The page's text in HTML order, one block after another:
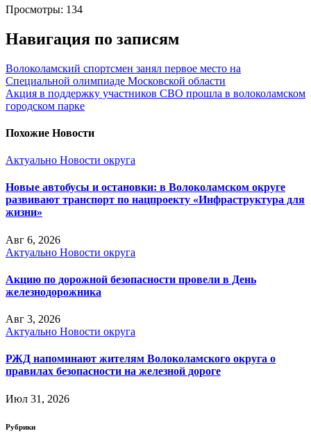
Просмотры: 134
Навигация по записям
Волоколамский спортсмен занял первое место на
Специальной олимпиаде Московской области
Акция в поддержку участников СВО прошла в волоколамском
городском парке
Похожие Новости
Актуально Новости округа
Новые автобусы и остановки: в Волоколамском округе
развивают транспорт по нацпроекту «Инфраструктура для
жизни»
Авг 6, 2026
Актуально Новости округа
Акцию по дорожной безопасности провели в День
железнодорожника
Авг 3, 2026
Актуально Новости округа
РЖД напоминают жителям Волоколамского округа о
правилах безопасности на железной дороге
Июл 31, 2026
Рубрики